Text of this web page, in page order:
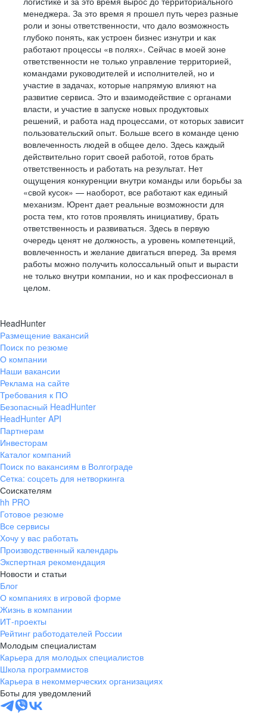
менеджера. За это время я прошел путь через разные
роли и зоны ответственности, что дало возможность
глубоко понять, как устроен бизнес изнутри и как
работают процессы «в полях». Сейчас в моей зоне
ответственности не только управление территорией,
командами руководителей и исполнителей, но и
участие в задачах, которые напрямую влияют на
развитие сервиса. Это и взаимодействие с органами
власти, и участие в запуске новых продуктовых
решений, и работа над процессами, от которых зависит
пользовательский опыт. Больше всего в команде ценю
вовлеченность людей в общее дело. Здесь каждый
действительно горит своей работой, готов брать
ответственность и работать на результат. Нет
ощущения конкуренции внутри команды или борьбы за
«свой кусок» — наоборот, все работают как единый
механизм. Юрент дает реальные возможности для
роста тем, кто готов проявлять инициативу, брать
ответственность и развиваться. Здесь в первую
очередь ценят не должность, а уровень компетенций,
вовлеченность и желание двигаться вперед. За время
работы можно получить колоссальный опыт и вырасти
не только внутри компании, но и как профессионал в
целом.
HeadHunter
Размещение вакансий
Поиск по резюме
О компании
Наши вакансии
Реклама на сайте
Требования к ПО
Безопасный HeadHunter
HeadHunter API
Партнерам
Инвесторам
Каталог компаний
Поиск по вакансиям в Волгограде
Сетка: соцсеть для нетворкинга
Соискателям
hh PRO
Готовое резюме
Все сервисы
Хочу у вас работать
Производственный календарь
Экспертная рекомендация
Новости и статьи
Блог
О компаниях в игровой форме
Жизнь в компании
ИТ-проекты
Рейтинг работодателей России
Молодым специалистам
Карьера для молодых специалистов
Школа программистов
Карьера в некоммерческих организациях
Боты для уведомлений